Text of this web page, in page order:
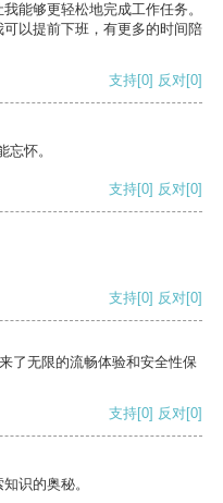
能够更轻松地完成工作任务。
以提前下班，有更多的时间陪
支持[0] 反对[0]
怀。
支持[0] 反对[0]
支持[0] 反对[0]
了无限的流畅体验和安全性保
支持[0] 反对[0]
识的奥秘。